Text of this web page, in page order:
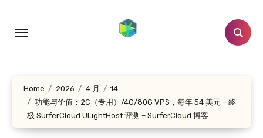
Home 2026 4 月
14
功能与价值：2C（专用）/4G/80G VPS，每年 54 美元 – 终
极 SurferCloud ULightHost 评测 – SurferCloud 博客